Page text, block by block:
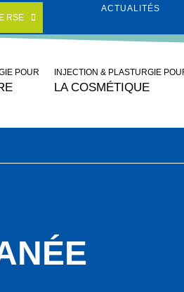
RSE
ACTUALITÉS
POUR INJECTION & PLASTURGIE
LA COSMÉTIQUE